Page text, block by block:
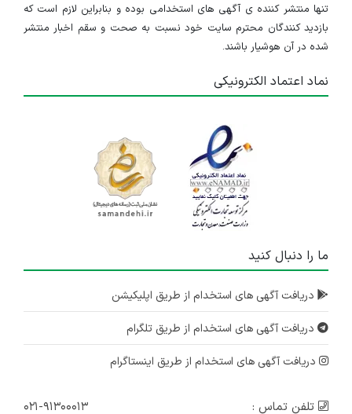
تنها منتشر کننده ی آگهی های استخدامی بوده و بنابراین لازم است که
بازدید کنندگان محترم سایت خود نسبت به صحت و سقم اخبار منتشر
شده در آن هوشیار باشند.
نماد اعتماد الکترونیکی
ما را دنبال کنید
دریافت آگهی های استخدام از طریق اپلیکیشن
دریافت آگهی های استخدام از طریق تلگرام
دریافت آگهی های استخدام از طریق اینستاگرام
تلفن تماس : ۰۲۱-۹۱۳۰۰۰۱۳